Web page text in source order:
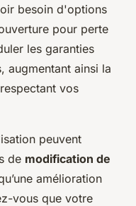
besoin d'options
pour perte
les garanties
augmentant ainsi la
vos
peuvent
de modification de
amélioration
vous que votre